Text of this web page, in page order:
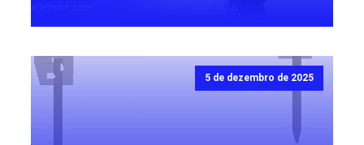
5 de dezembro de 2025